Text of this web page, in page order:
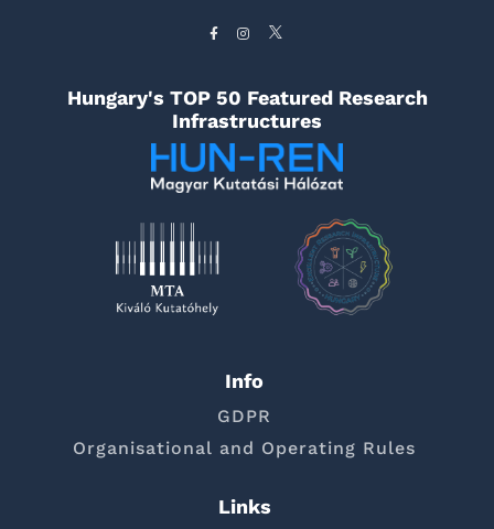
Hungary's TOP 50 Featured Research
Infrastructures
Info
GDPR
Organisational and Operating Rules
Links